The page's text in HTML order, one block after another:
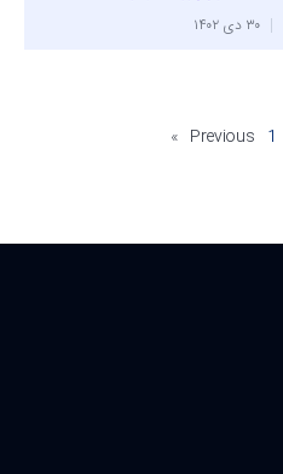
۳۰ دی ۱۴۰۲
1